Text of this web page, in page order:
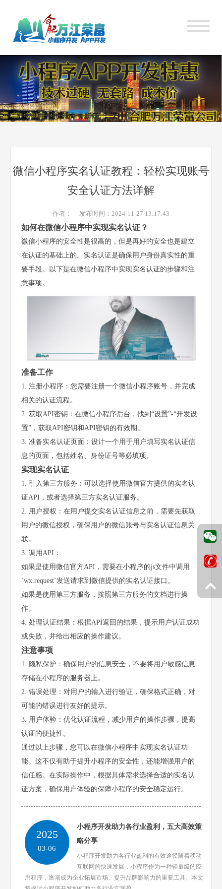
微信小程序实名认证教程：轻松实现账号
安全认证方法详解
作者： 发布时间：2024-11-27 13:17:43
如何在微信小程序中实现实名认证？
微信小程序的安全性是很高的，但是再好的安全也是建立
在认证的基础上的。实名认证是确保用户身份真实性的重
要手段。以下是在微信小程序中实现实名认证的步骤和注
意事项。
准备工作
1. 注册小程序：您需要注册一个微信小程序账号，并完成
相关的认证流程。
2. 获取API密钥：在微信小程序后台，找到“设置”-“开发设
置”，获取API密钥和API密钥的有效期。
3. 准备实名认证页面：设计一个用于用户填写实名认证信
息的页面，包括姓名、身份证号等必填项。
实现实名认证
1. 引入第三方服务：可以选择使用微信官方提供的实名认
证API，或者选择第三方实名认证服务。
2. 用户授权：在用户提交实名认证信息之前，需要先获取
用户的微信授权，确保用户的微信账号与实名认证信息关
联。
3. 调用API：
如果是使用微信官方API，需要在小程序的js文件中调用
`wx.request`发送请求到微信提供的实名认证接口。
如果是使用第三方服务，按照第三方服务的文档进行操
作。
4. 处理认证结果：根据API返回的结果，提示用户认证成功
或失败，并给出相应的操作建议。
注意事项
1. 隐私保护：确保用户的信息安全，不要将用户敏感信息
存储在小程序的服务器上。
2. 错误处理：对用户的输入进行验证，确保格式正确，对
可能的错误进行友好的提示。
3. 用户体验：优化认证流程，减少用户的操作步骤，提高
认证的便捷性。
通过以上步骤，您可以在微信小程序中实现实名认证功
能。这不仅有助于提升小程序的安全性，还能增强用户的
信任感。在实际操作中，根据具体需求选择合适的实名认
证方案，确保用户体验的保障小程序的安全稳定运行。
2025
03-06
小程序开发助力各行业盈利，五大高效策
略分享
小程序开发助力各行业盈利的有效途径随着移动
互联网的快速发展，小程序作为一种轻量级的应
用程序，逐渐成为企业拓展市场、提升品牌影响力的重要工具。本文